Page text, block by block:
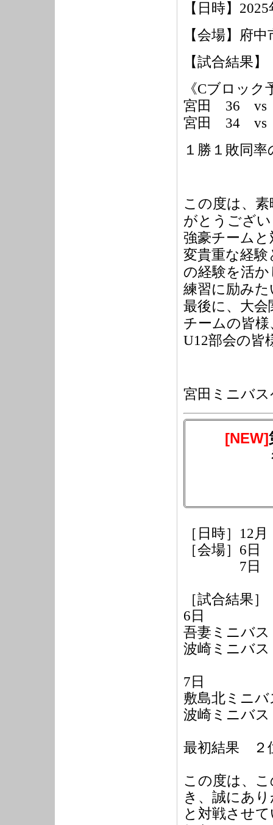
【日時】 2025
【会場】府
【試合結果】
《Cブロック
宮田 36
vs
宮田 34
vs
１勝１敗同
この度は、
がとうござ
強豪チーム
変貴重な経
の経験を活
練習に励み
最後に、大
チームの皆
U12部会の皆
宮田ミニバ
[NEW]
［日時］12
［会場］6
7日 忍
［試合結果］
6日
吾妻ミニバ
波崎ミニバ
7日
敷島北ミニ
波崎ミニバ
最初結果 ２
この度は、
き、誠にあ
と対戦させ